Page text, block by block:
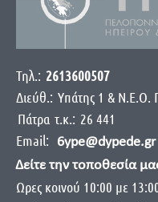
Τηλ.: 2613600507
Διεύθ.: Yπάτης 1 &
Πάτρα τ.κ.: 26 441
Email:
6ype@dypede.gr
Δείτε την τοποθεσία
Ωρες κοινού 10:00 με